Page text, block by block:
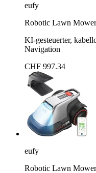
eufy
Robotic Lawn
KI-gesteuerter,
Navigation
CHF 997.34
eufy
Robotic Lawn